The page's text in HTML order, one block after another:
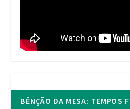
BÊNÇÃO DA MESA: TEMPOS